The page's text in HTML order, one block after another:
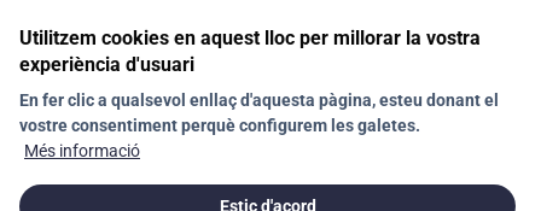
Segueix-nos a les xarxes socials
Avís LegalPolítica de galetes (Cookies)
Utilitzem cookies en aquest lloc per millorar la vostra
experiència d'usuari
En fer clic a qualsevol enllaç d'aquesta pàgina, esteu donant el
vostre consentiment perquè configurem les galetes.
Més informació
Estic d'acord